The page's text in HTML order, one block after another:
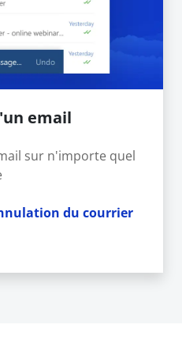
email
sur n'importe quel
du courrier